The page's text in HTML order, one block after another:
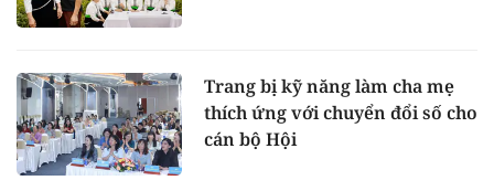
Trang bị kỹ năng làm cha mẹ
thích ứng với chuyển đổi số cho
cán bộ Hội